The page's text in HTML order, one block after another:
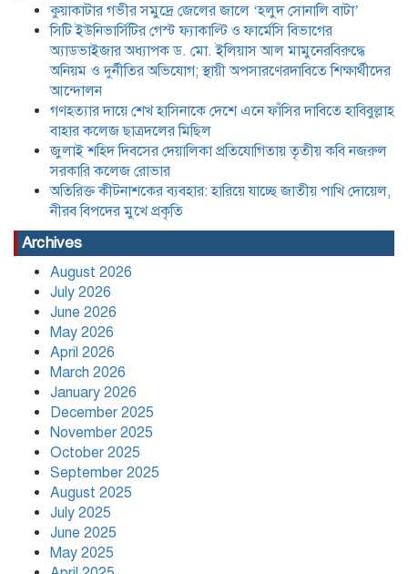
গণহত্যার দায়ে শেখ হাসিনাকে দেশে এনে
ফাঁসির দাবিতে হাবিবুল্লাহ বাহার কলেজ
ছাত্রদলের মিছিল
জুলাই শহিদ দিবসের দেয়ালিকা প্রতিযোগিতায়
তৃতীয় কবি নজরুল সরকারি কলেজ রোভার
বাংলা, ইংরেজি ও গণিতে কোনো শিক্ষার্থী যেন
পিছিয়ে না থাকে: শিক্ষকদের দায়িত্বশীল
কুয়াকাটার গভীর সমুদ্রে জেলের জালে ‘হলুদ সোনালি বাটা’
সিটি ইউনিভার্সিটির গেস্ট ফ্যাকাল্টি ও ফার্মেসি বিভাগের
অ্যাডভাইজার অধ্যাপক ড. মো. ইলিয়াস আল মামুনেরবিরুদ্ধে
অনিয়ম ও দুর্নীতির অভিযোগ; স্থায়ী অপসারণেরদাবিতে শিক্ষার্থীদের
আন্দোলন
গণহত্যার দায়ে শেখ হাসিনাকে দেশে এনে ফাঁসির দাবিতে হাবিবুল্লাহ
বাহার কলেজ ছাত্রদলের মিছিল
জুলাই শহিদ দিবসের দেয়ালিকা প্রতিযোগিতায় তৃতীয় কবি নজরুল
সরকারি কলেজ রোভার
অতিরিক্ত কীটনাশকের ব্যবহার: হারিয়ে যাচ্ছে জাতীয় পাখি দোয়েল,
নীরব বিপদের মুখে প্রকৃতি
Archives
August 2026
July 2026
June 2026
May 2026
April 2026
March 2026
January 2026
December 2025
November 2025
October 2025
September 2025
August 2025
July 2025
June 2025
May 2025